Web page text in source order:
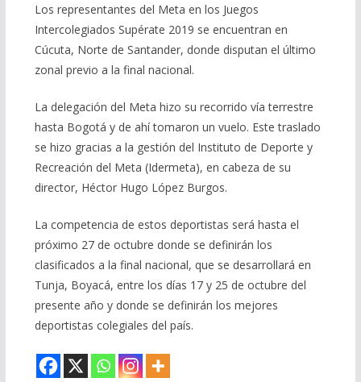
Los representantes del Meta en los Juegos
Intercolegiados Supérate 2019 se encuentran en
Cúcuta, Norte de Santander, donde disputan el último
zonal previo a la final nacional.
La delegación del Meta hizo su recorrido vía terrestre
hasta Bogotá y de ahí tomaron un vuelo. Este traslado
se hizo gracias a la gestión del Instituto de Deporte y
Recreación del Meta (Idermeta), en cabeza de su
director, Héctor Hugo López Burgos.
La competencia de estos deportistas será hasta el
próximo 27 de octubre donde se definirán los
clasificados a la final nacional, que se desarrollará en
Tunja, Boyacá, entre los días 17 y 25 de octubre del
presente año y donde se definirán los mejores
deportistas colegiales del país.